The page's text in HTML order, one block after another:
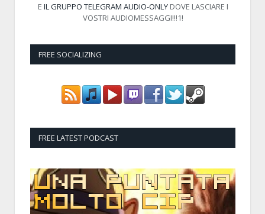
E IL GRUPPO TELEGRAM AUDIO-ONLYDOVE LASCIARE I
VOSTRI AUDIOMESSAGGI!!!1!
FREE SOCIALIZING
FREE LATEST PODCAST
Audio
Player